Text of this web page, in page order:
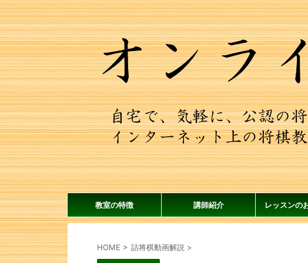
教室の特徴 講師紹介 レッスンの
HOME > 詰将棋動画解説 >